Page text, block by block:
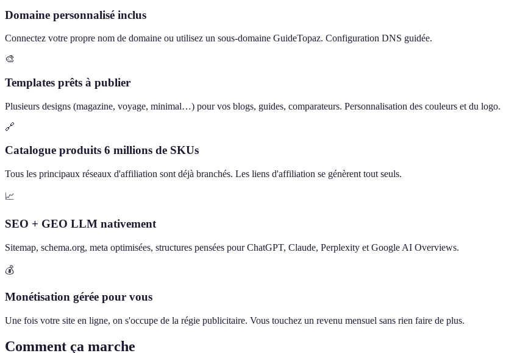
Domaine personnalisé inclus
Connectez votre propre nom de domaine ou utilisez un sous-domaine GuideTopaz. Configuration DNS guidée.
🎨
Templates prêts à publier
Plusieurs designs (magazine, voyage, minimal…) pour vos blogs, guides, comparateurs. Personnalisation des couleurs et du logo.
🔗
Catalogue produits 6 millions de SKUs
Tous les principaux réseaux d'affiliation sont déjà branchés. Les liens d'affiliation se génèrent tout seuls.
📈
SEO + GEO LLM nativement
Sitemap, schema.org, meta optimisées, structures pensées pour ChatGPT, Claude, Perplexity et Google AI Overviews.
💰
Monétisation gérée pour vous
Une fois votre site en ligne, on s'occupe de la régie publicitaire. Vous touchez un revenu mensuel sans rien faire de plus.
Comment ça marche